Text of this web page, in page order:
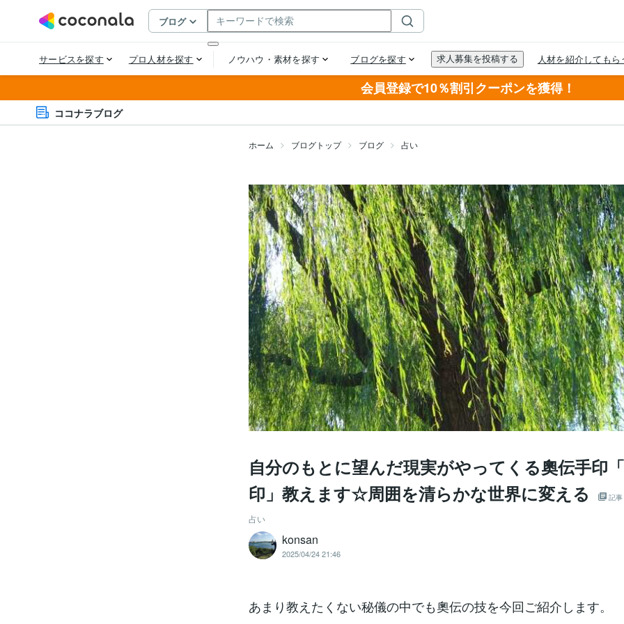
会員登録で10％割引クーポンを獲得！
ココナラブログ
ホーム ブログトップ ブログ 占い
自分のもとに望んだ現実がやってくる奧伝手印
印」教えます☆周囲を清らかな世界に変える
記事
占い
konsan
2025/04/24 21:46
あまり教えたくない秘儀の中でも奧伝の技を今回ご紹介します。